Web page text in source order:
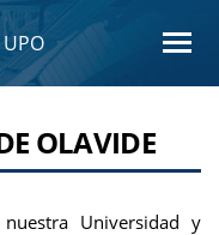
OLAVIDE
Universidad y